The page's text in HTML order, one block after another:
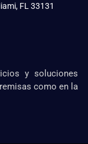
FL 33131
y soluciones
como en la